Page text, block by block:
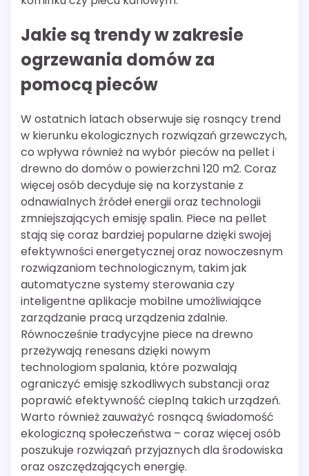
Jakie są trendy w zakresie
ogrzewania domów za
pomocą pieców
W ostatnich latach obserwuje się rosnący trend
w kierunku ekologicznych rozwiązań grzewczych,
co wpływa również na wybór pieców na pellet i
drewno do domów o powierzchni 120 m2. Coraz
więcej osób decyduje się na korzystanie z
odnawialnych źródeł energii oraz technologii
zmniejszających emisję spalin. Piece na pellet
stają się coraz bardziej popularne dzięki swojej
efektywności energetycznej oraz nowoczesnym
rozwiązaniom technologicznym, takim jak
automatyczne systemy sterowania czy
inteligentne aplikacje mobilne umożliwiające
zarządzanie pracą urządzenia zdalnie.
Równocześnie tradycyjne piece na drewno
przeżywają renesans dzięki nowym
technologiom spalania, które pozwalają
ograniczyć emisję szkodliwych substancji oraz
poprawić efektywność cieplną takich urządzeń.
Warto również zauważyć rosnącą świadomość
ekologiczną społeczeństwa – coraz więcej osób
poszukuje rozwiązań przyjaznych dla środowiska
oraz oszczędzających energię.